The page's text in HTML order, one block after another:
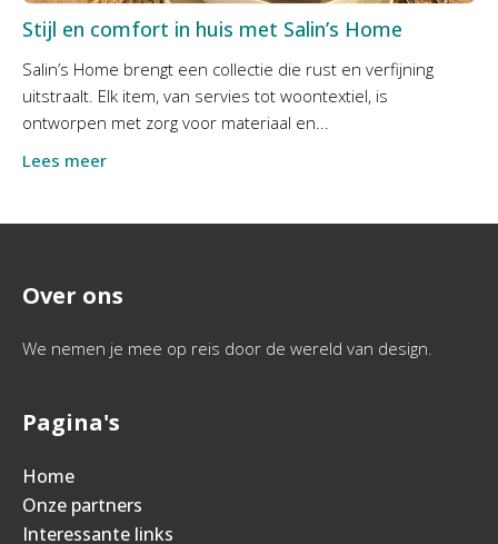
Stijl en comfort in huis met Salin’s Home
Salin’s Home brengt een collectie die rust en verfijning
uitstraalt. Elk item, van servies tot woontextiel, is
ontworpen met zorg voor materiaal en...
Lees meer
Over ons
We nemen je mee op reis door de wereld van design.
Pagina's
Home
Onze partners
Interessante links